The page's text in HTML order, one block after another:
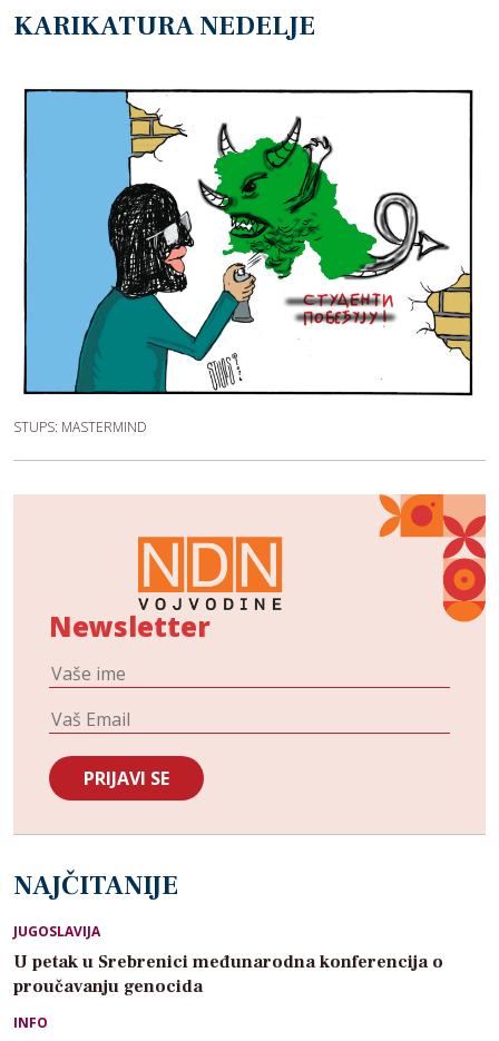
KARIKATURA NEDELJE
STUPS: MASTERMIND
Newsletter
NAJČITANIJE
JUGOSLAVIJA
U petak u Srebrenici međunarodna konferencija o
proučavanju genocida
INFO